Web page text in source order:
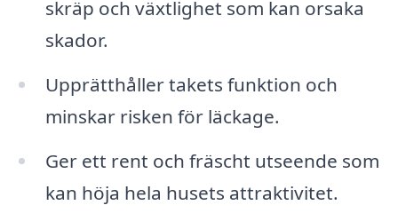
skräp och växtlighet som kan orsaka
skador.
Upprätthåller takets funktion och
minskar risken för läckage.
Ger ett rent och fräscht utseende som
kan höja hela husets attraktivitet.